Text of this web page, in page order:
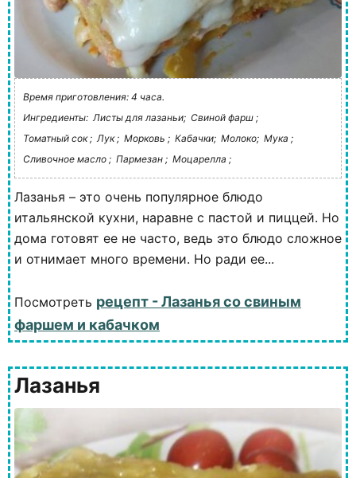
Время приготовления: 4 часа.
Ингредиенты: Листы для лазаньи; Свиной фарш ;
Томатный сок ; Лук ; Морковь ; Кабачки; Молоко; Мука ;
Сливочное масло ; Пармезан ; Моцарелла ;
Лазанья – это очень популярное блюдо
итальянской кухни, наравне с пастой и пиццей. Но
дома готовят ее не часто, ведь это блюдо сложное
и отнимает много времени. Но ради ее...
Посмотреть рецепт - Лазанья со свиным
фаршем и кабачком
Лазанья